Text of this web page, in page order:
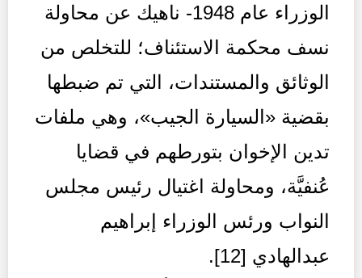
الوزراء عام 1948- ناهيك عن محاولة
نسف محكمة الاستئناف؛ للتخلص من
الوثائق والمستندات، التي تم ضبطها
بقضية «السيارة الجيب»، وهي ملفات
تدين الإخوان بتورطهم في قضايا
عُنفيَّة، ومحاولة اغتيال رئيس مجلس
النواب ورئس الوزراء إبراهيم
عبدالهادي [12].